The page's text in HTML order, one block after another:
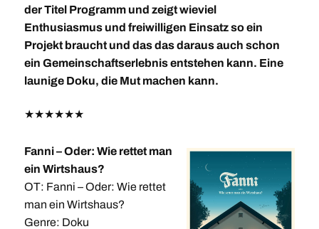
der Titel Programm und zeigt wieviel
Enthusiasmus und freiwilligen Einsatz so ein
Projekt braucht und das das daraus auch schon
ein Gemeinschaftserlebnis entstehen kann. Eine
launige Doku, die Mut machen kann.
★★★★★★
Fanni – Oder: Wie rettet man
ein Wirtshaus?
OT: Fanni – Oder: Wie rettet
man ein Wirtshaus?
Genre: Doku